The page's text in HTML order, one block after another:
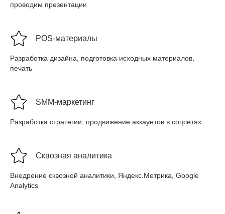
проводим презентации
POS-материалы
Разработка дизайна, подготовка исходных материалов,
печать
SMM-маркетинг
Разработка стратегии, продвижение аккаунтов в соцсетях
Сквозная аналитика
Внедрение сквозной аналитики, Яндекс.Метрика, Google
Analytics